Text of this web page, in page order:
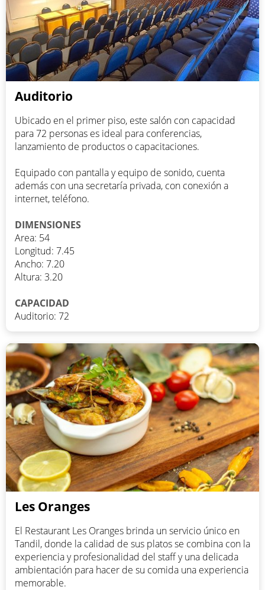
Auditorio
Ubicado en el primer piso, este salón con capacidad
para 72 personas es ideal para conferencias,
lanzamiento de productos o capacitaciones.
Equipado con pantalla y equipo de sonido, cuenta
además con una secretaría privada, con conexión a
internet, teléfono.
DIMENSIONES
Area: 54
Longitud: 7.45
Ancho: 7.20
Altura: 3.20
CAPACIDAD
Auditorio: 72
Les Oranges
El Restaurant Les Oranges brinda un servicio único en
Tandil, donde la calidad de sus platos se combina con la
experiencia y profesionalidad del staff y una delicada
ambientación para hacer de su comida una experiencia
memorable.